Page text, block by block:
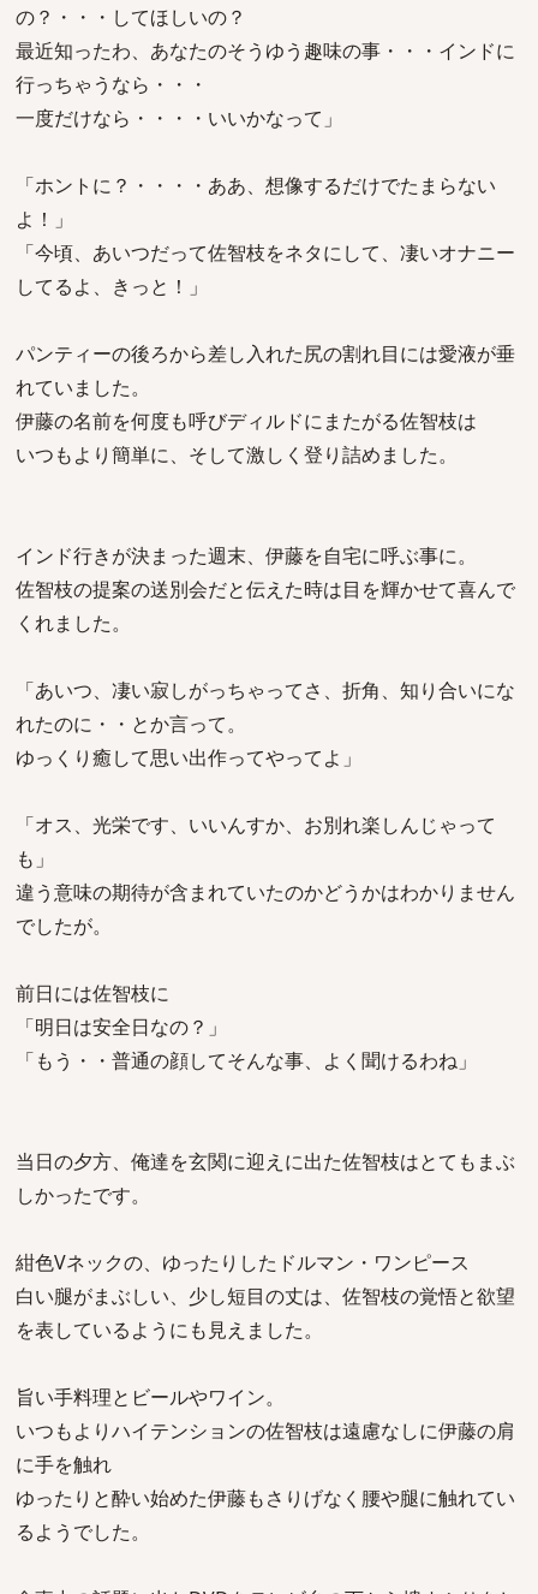
の？・・・してほしいの？
最近知ったわ、あなたのそうゆう趣味の事・・・インドに
行っちゃうなら・・・
一度だけなら・・・・いいかなって」
「ホントに？・・・・ああ、想像するだけでたまらない
よ！」
「今頃、あいつだって佐智枝をネタにして、凄いオナニー
してるよ、きっと！」
パンティーの後ろから差し入れた尻の割れ目には愛液が垂
れていました。
伊藤の名前を何度も呼びディルドにまたがる佐智枝は
いつもより簡単に、そして激しく登り詰めました。
インド行きが決まった週末、伊藤を自宅に呼ぶ事に。
佐智枝の提案の送別会だと伝えた時は目を輝かせて喜んで
くれました。
「あいつ、凄い寂しがっちゃってさ、折角、知り合いにな
れたのに・・とか言って。
ゆっくり癒して思い出作ってやってよ」
「オス、光栄です、いいんすか、お別れ楽しんじゃって
も」
違う意味の期待が含まれていたのかどうかはわかりません
でしたが。
前日には佐智枝に
「明日は安全日なの？」
「もう・・普通の顔してそんな事、よく聞けるわね」
当日の夕方、俺達を玄関に迎えに出た佐智枝はとてもまぶ
しかったです。
紺色Vネックの、ゆったりしたドルマン・ワンピース
白い腿がまぶしい、少し短目の丈は、佐智枝の覚悟と欲望
を表しているようにも見えました。
旨い手料理とビールやワイン。
いつもよりハイテンションの佐智枝は遠慮なしに伊藤の肩
に手を触れ
ゆったりと酔い始めた伊藤もさりげなく腰や腿に触れてい
るようでした。